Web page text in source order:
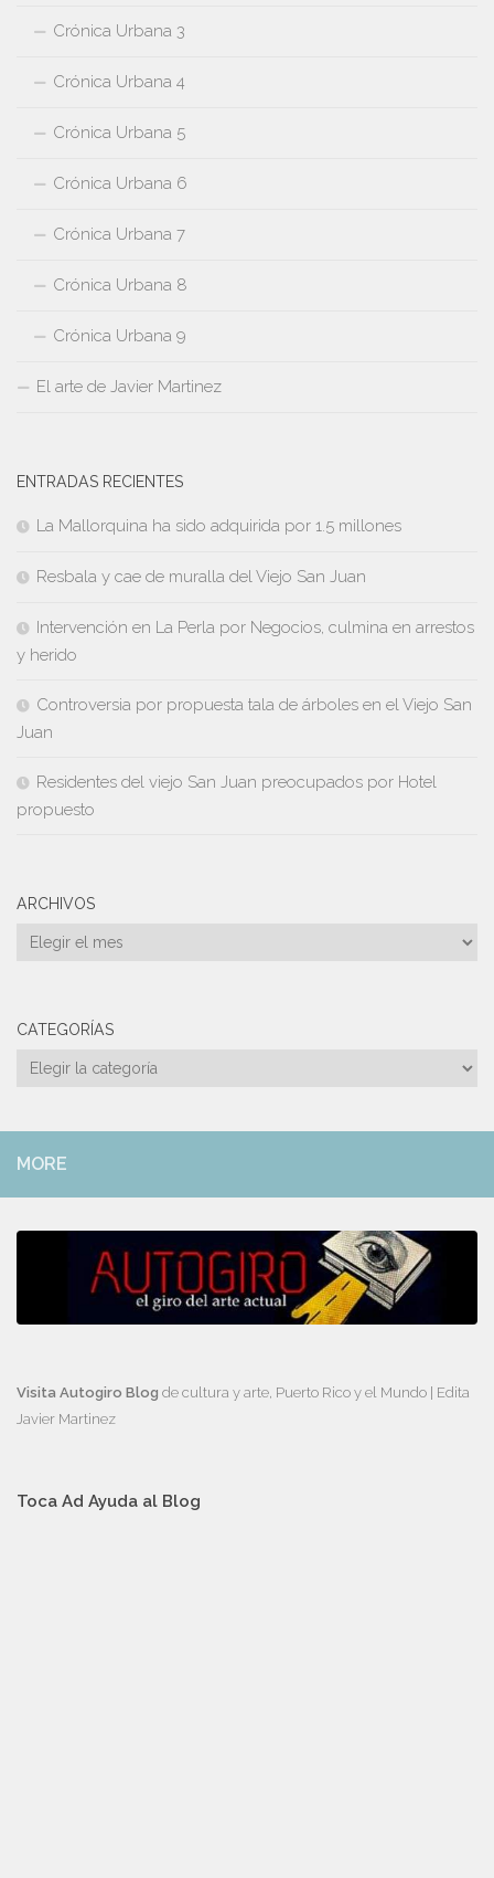
Crónica Urbana 3
Crónica Urbana 4
Crónica Urbana 5
Crónica Urbana 6
Crónica Urbana 7
Crónica Urbana 8
Crónica Urbana 9
El arte de Javier Martinez
ENTRADAS RECIENTES
La Mallorquina ha sido adquirida por 1.5 millones
Resbala y cae de muralla del Viejo San Juan
Intervención en La Perla por Negocios, culmina en arrestos
y herido
Controversia por propuesta tala de árboles en el Viejo San
Juan
Residentes del viejo San Juan preocupados por Hotel
propuesto
ARCHIVOS
Archivos
CATEGORÍAS
Categorías
MORE
Visita Autogiro Blog de cultura y arte, Puerto Rico y el Mundo | Edita
Javier Martinez
Toca Ad Ayuda al Blog